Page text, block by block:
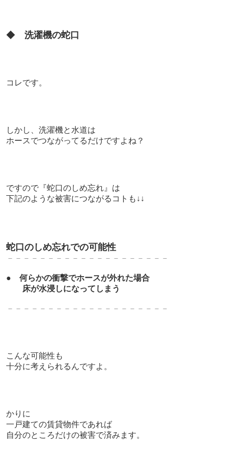
◆ 洗濯機の蛇口
コレです。
しかし、 洗濯機と水道は
ホースでつながってるだけですよね？
ですので『蛇口のしめ忘れ』は
下記のような被害につながるコトも↓↓
蛇口のしめ忘れでの可能性
－－－－－－－－－－－－－－－－－－－－
● 何らかの衝撃でホースが外れた場合
床が水浸しになってしまう
－－－－－－－－－－－－－－－－－－－－
こんな可能性も
十分に考えられるんですよ。
かりに
一戸建ての賃貸物件であれば
自分のところだけの被害で済みます。